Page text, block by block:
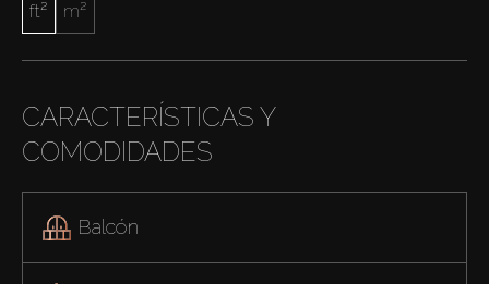
ft²
m²
CARACTERÍSTICAS Y
COMODIDADES
Balcón